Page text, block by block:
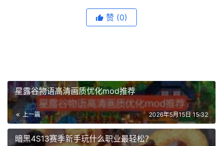
赞 (0)
星露谷物语高清画质优化mod推荐
上一篇 2026年5月15日 15:32
暗黑4S13赛季新手玩什么职业最轻松？